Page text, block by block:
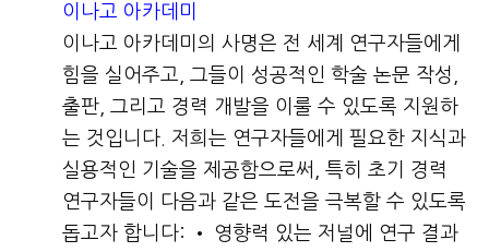
이나고 아카데미
이나고 아카데미의 사명은 전 세계 연구자들에게
힘을 실어주고, 그들이 성공적인 학술 논문 작성,
출판, 그리고 경력 개발을 이룰 수 있도록 지원하
는 것입니다. 저희는 연구자들에게 필요한 지식과
실용적인 기술을 제공함으로써, 특히 초기 경력
연구자들이 다음과 같은 도전을 극복할 수 있도록
돕고자 합니다: • 영향력 있는 저널에 연구 결과